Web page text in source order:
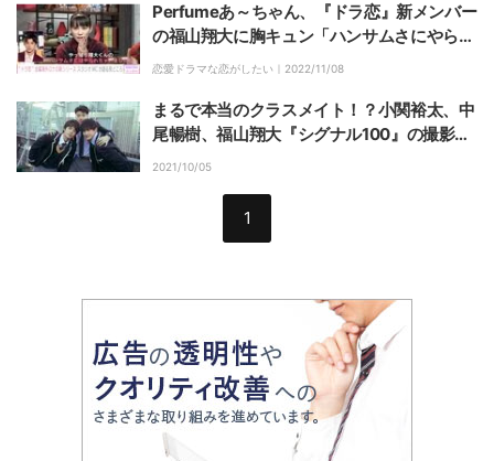
Perfumeあ～ちゃん、『ドラ恋』新メンバー
の福山翔大に胸キュン「ハンサムさにやられ
ちゃいました」「バラの泉のように湧き出て
恋愛ドラマな恋がしたい｜ 2022/11/08
まるで本当のクラスメイト！？小関裕太、中
尾暢樹、福山翔大『シグナル100』の撮影現
場の思い出
2021/10/05
1